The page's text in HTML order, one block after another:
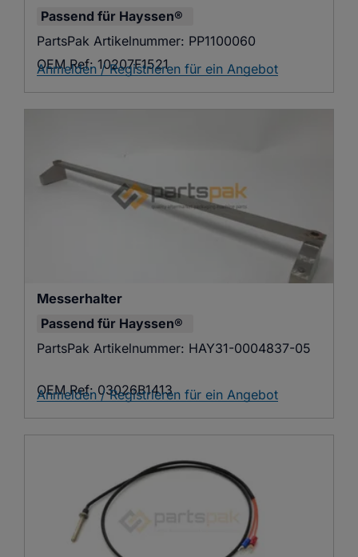
Passend für Hayssen®
PartsPak Artikelnummer: PP1100060
OEM Ref: 10207F1521
Anmelden / Registrieren für ein Angebot
Messerhalter
Passend für Hayssen®
PartsPak Artikelnummer: HAY31-0004837-05
OEM Ref: 03026B1413
Anmelden / Registrieren für ein Angebot